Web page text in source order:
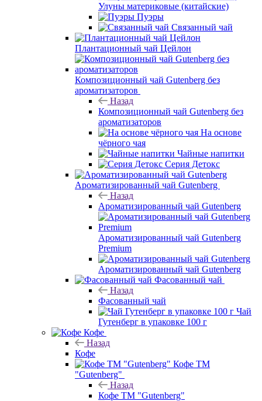
Улуны материковые (китайские)
Пуэры
Связанный чай
Плантационный чай Цейлон
Композиционный чай Gutenberg без
ароматизаторов
Назад
Композиционный чай Gutenberg без
ароматизаторов
На основе
чёрного чая
Чайные напитки
Серия Детокс
Ароматизированный чай Gutenberg
Назад
Ароматизированный чай Gutenberg
Ароматизированный чай Gutenberg
Premium
Ароматизированный чай Gutenberg
Фасованный чай
Назад
Фасованный чай
Чай
Гутенберг в упаковке 100 г
Кофе
Назад
Кофе
Кофе ТМ
"Gutenberg"
Назад
Кофе ТМ "Gutenberg"